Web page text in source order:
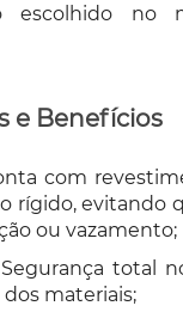
escolhido no
e Benefícios
com
rígido, evitando
ou vazamento;
Segurança total
materiais;